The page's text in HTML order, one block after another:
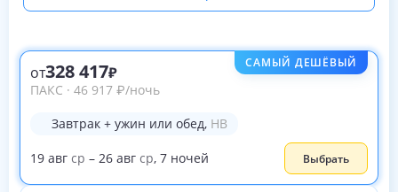
САМЫЙ ДЕШЁВЫЙ
от328 417
ПАКС · 46 917 ₽/ночь
Завтрак + ужин или обед, HB
19 авг ср – 26 авг ср, 7 ночей Выбрать